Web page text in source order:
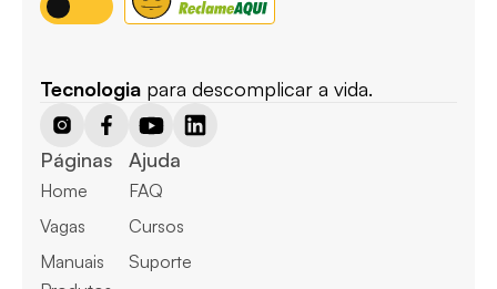
Tecnologia para descomplicar a vida.
Páginas
Home
Vagas
Manuais
Ajuda
FAQ
Cursos
Suporte